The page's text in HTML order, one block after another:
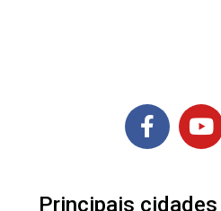
Principais